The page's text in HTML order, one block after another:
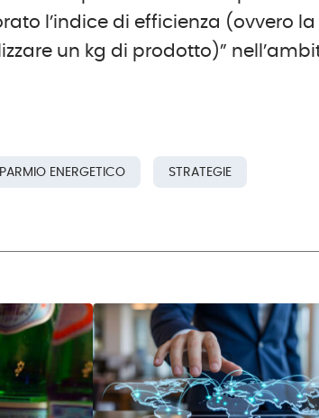
l’indice di efficienza (ovvero la
un kg di prodotto)”
ENERGETICO STRATEGIE